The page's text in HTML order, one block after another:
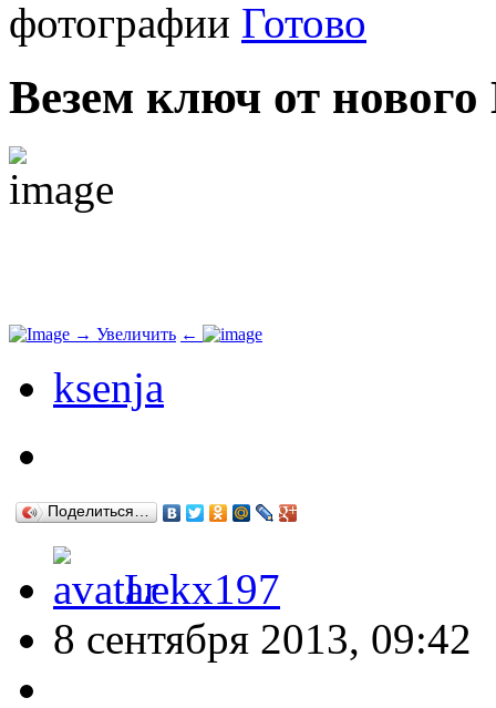
фотографии Готово
Везем ключ от
→ Увеличить ←
ksenja
Поделиться…
Lekx197
8 сентября 2013, 09:42